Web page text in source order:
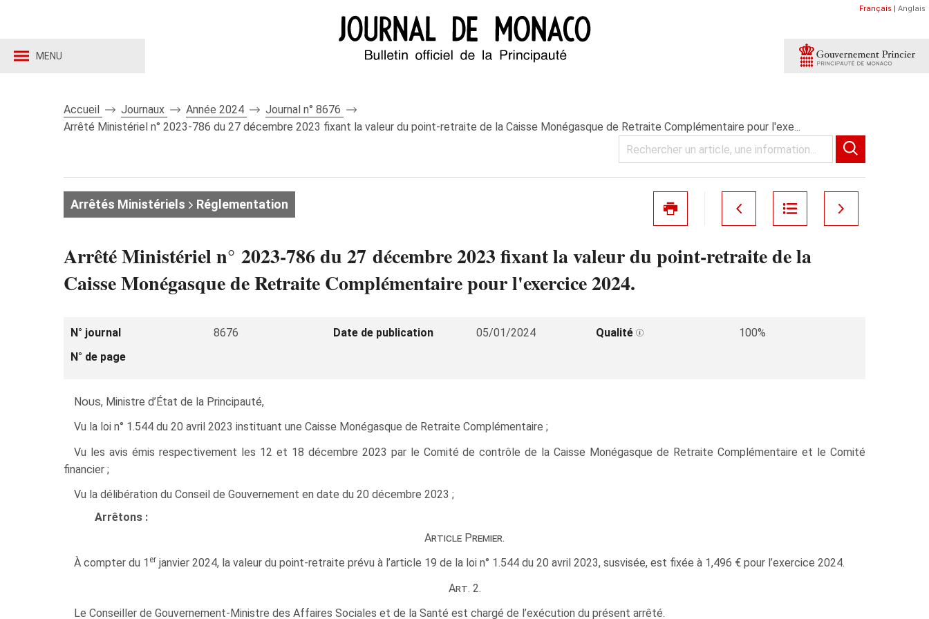
MENU
Français | Anglais
Accueil Journaux Année 2024
Journal n° 8676
Arrêté Ministériel n° 2023-786 du 27 décembre 2023 fixant la valeur du point-retraite de la Caisse Monégasque de Retraite Complémentaire pour l'exe...
Arrêtés Ministériels Réglementation
Arrêté Ministériel n° 2023-786 du 27 décembre 2023 fixant la valeur du point-retraite de la
Caisse Monégasque de Retraite Complémentaire pour l'exercice 2024.
N° journal 8676 Date de publication 05/01/2024 Qualité
100%
N° de page
Nous, Ministre d’État de la Principauté,
Vu la loi n° 1.544 du 20 avril 2023 instituant une Caisse Monégasque de Retraite Complémentaire ;
Vu les avis émis respectivement les 12 et 18 décembre 2023 par le Comité de contrôle de la Caisse Monégasque de Retraite Complémentaire et le Comité
financier ;
Vu la délibération du Conseil de Gouvernement en date du 20 décembre 2023 ;
Arrêtons :
Article Premier.
À compter du 1 er janvier 2024, la valeur du point-retraite prévu à l’article 19 de la loi n° 1.544 du 20 avril 2023, susvisée, est fixée à 1,496 € pour l’exercice 2024.
Art. 2.
Le Conseiller de Gouvernement-Ministre des Affaires Sociales et de la Santé est chargé de l’exécution du présent arrêté.